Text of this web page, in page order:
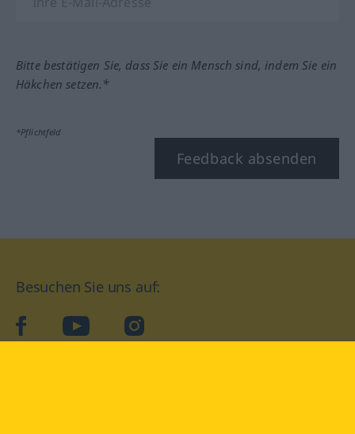
Bitte bestätigen Sie, dass Sie ein Mensch sind, indem Sie ein
Häkchen setzen.*
*Pflichtfeld
Feedback absenden
Besuchen Sie uns auf:
facebookYouTube Instagram